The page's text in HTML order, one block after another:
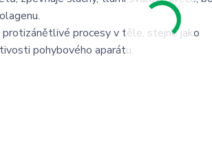
procesy v těle, stejně jako
pohybového aparátu.